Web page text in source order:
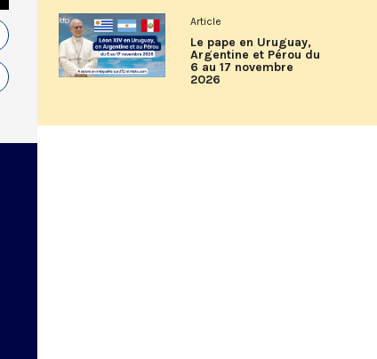
Article
Le pape en Uruguay,
Argentine et Pérou du
6 au 17 novembre
2026